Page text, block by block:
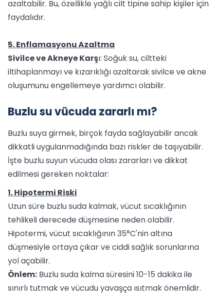
azaltabilir. Bu, özellikle yağlı cilt tipine sahip kişiler için
faydalıdır.
5. Enflamasyonu Azaltma
Sivilce ve Akneye Karşı: Soğuk su, ciltteki
iltihaplanmayı ve kızarıklığı azaltarak sivilce ve akne
oluşumunu engellemeye yardımcı olabilir.
Buzlu su vücuda zararlı mı?
Buzlu suya girmek, birçok fayda sağlayabilir ancak
dikkatli uygulanmadığında bazı riskler de taşıyabilir.
İşte buzlu suyun vücuda olası zararları ve dikkat
edilmesi gereken noktalar:
1. Hipotermi Riski
Uzun süre buzlu suda kalmak, vücut sıcaklığının
tehlikeli derecede düşmesine neden olabilir.
Hipotermi, vücut sıcaklığının 35°C'nin altına
düşmesiyle ortaya çıkar ve ciddi sağlık sorunlarına
yol açabilir.
Önlem: Buzlu suda kalma süresini 10-15 dakika ile
sınırlı tutmak ve vücudu yavaşça ısıtmak önemlidir.